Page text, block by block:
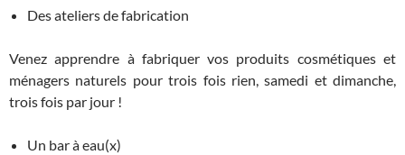
Des ateliers de fabrication
Venez apprendre à fabriquer vos produits cosmétiques et
ménagers naturels pour trois fois rien, samedi et dimanche,
trois fois par jour !
Un bar à eau(x)